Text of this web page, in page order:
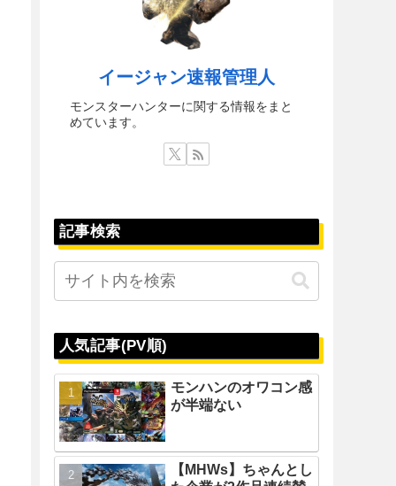
イージャン速報管理人
モンスターハンターに関する情報をまと
めています。
記事検索
人気記事(PV順)
モンハンのオワコン感
が半端ない
【MHWs】ちゃんとし